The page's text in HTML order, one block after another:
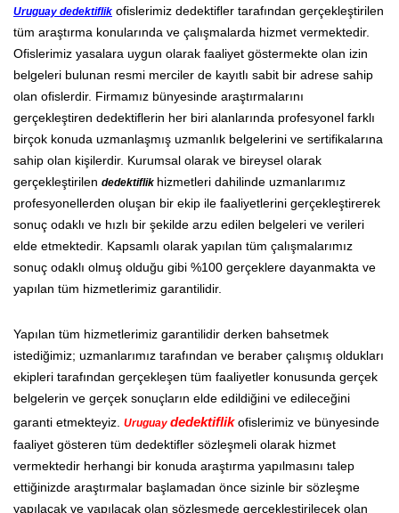
Uruguay dedektiflik ofislerimiz dedektifler tarafından gerçekleştirilen
tüm araştırma konularında ve çalışmalarda hizmet vermektedir.
Ofislerimiz yasalara uygun olarak faaliyet göstermekte olan izin
belgeleri bulunan resmi merciler de kayıtlı sabit bir adrese sahip
olan ofislerdir. Firmamız bünyesinde araştırmalarını
gerçekleştiren dedektiflerin her biri alanlarında profesyonel farklı
birçok konuda uzmanlaşmış uzmanlık belgelerini ve sertifikalarına
sahip olan kişilerdir. Kurumsal olarak ve bireysel olarak
gerçekleştirilen dedektiflik hizmetleri dahilinde uzmanlarımız
profesyonellerden oluşan bir ekip ile faaliyetlerini gerçekleştirerek
sonuç odaklı ve hızlı bir şekilde arzu edilen belgeleri ve verileri
elde etmektedir. Kapsamlı olarak yapılan tüm çalışmalarımız
sonuç odaklı olmuş olduğu gibi %100 gerçeklere dayanmakta ve
yapılan tüm hizmetlerimiz garantilidir.
Yapılan tüm hizmetlerimiz garantilidir derken bahsetmek
istediğimiz; uzmanlarımız tarafından ve beraber çalışmış oldukları
ekipleri tarafından gerçekleşen tüm faaliyetler konusunda gerçek
belgelerin ve gerçek sonuçların elde edildiğini ve edileceğini
garanti etmekteyiz. Uruguay dedektiflikofislerimiz ve bünyesinde
faaliyet gösteren tüm dedektifler sözleşmeli olarak hizmet
vermektedir herhangi bir konuda araştırma yapılmasını talep
ettiğinizde araştırmalar başlamadan önce sizinle bir sözleşme
yapılacak ve yapılacak olan sözleşmede gerçekleştirilecek olan